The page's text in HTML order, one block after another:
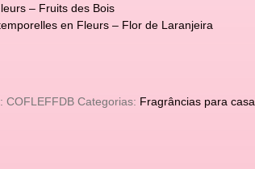
– Fruits des Bois
en Fleurs – Flor de Laranjeira
COFLEFFDB Categorias: Fragrâncias para casa